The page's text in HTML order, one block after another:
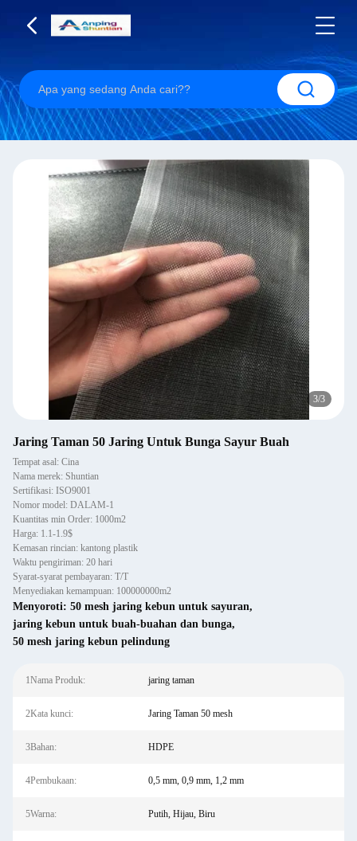
3/3
Jaring Taman 50 Jaring Untuk Bunga Sayur Buah
Tempat asal: Cina
Nama merek: Shuntian
Sertifikasi: ISO9001
Nomor model: DALAM-1
Kuantitas min Order: 1000m2
Harga: 1.1-1.9$
Kemasan rincian: kantong plastik
Waktu pengiriman: 20 hari
Syarat-syarat pembayaran: T/T
Menyediakan kemampuan: 100000000m2
Menyoroti: 50 mesh jaring kebun untuk sayuran,
jaring kebun untuk buah-buahan dan bunga,
50 mesh jaring kebun pelindung
1Nama Produk: jaring taman
2Kata kunci: Jaring Taman 50 mesh
3Bahan: HDPE
4Pembukaan: 0,5 mm, 0,9 mm, 1,2 mm
5Warna: Putih, Hijau, Biru